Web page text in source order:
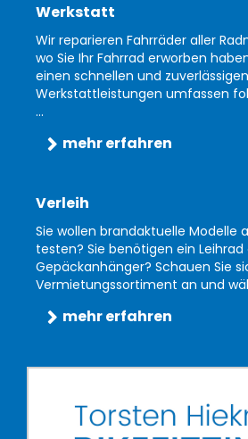
Werkstatt
Wir reparieren Fahrräder aller
wo Sie Ihr Fahrrad erworben
einen schnellen und
Werkstattleistungen umfassen
...
mehr erfahren
Verleih
Sie wollen brandaktuelle Modelle
testen? Sie benötigen ein
Gepäckanhänger? Schauen Sie
Vermietungssortiment an und
mehr erfahren